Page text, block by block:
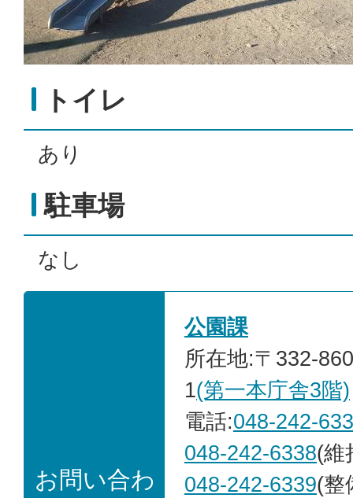
トイレ
あり
駐車場
なし
お問い合わ
公園課
所在地:〒332-
1(第一本庁舎3階)
電話:048-242-
048-242-6338(維
048-242-6339(整